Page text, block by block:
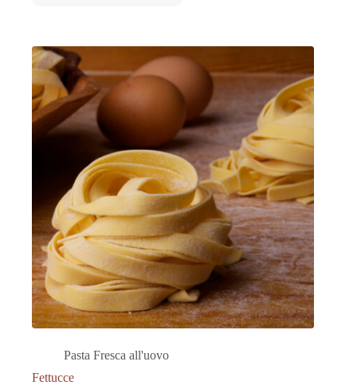
Pasta Fresca all'uovo
Fettucce